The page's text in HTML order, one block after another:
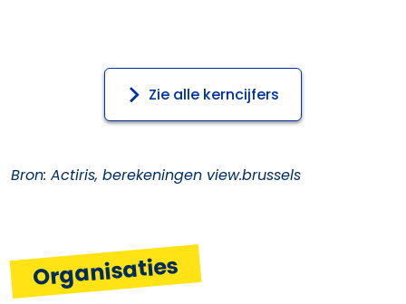
Zie alle kerncijfers
Bron: Actiris, berekeningen view.brussels
Organisaties